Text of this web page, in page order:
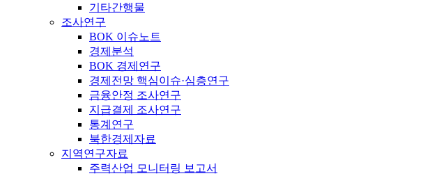
기타간행물
조사연구
BOK 이슈노트
경제분석
BOK 경제연구
경제전망 핵심이슈·심층연구
금융안정 조사연구
지급결제 조사연구
통계연구
북한경제자료
지역연구자료
주력산업 모니터링 보고서